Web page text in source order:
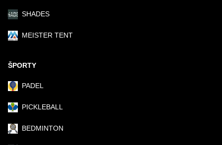
SHADES
MEISTER TENT
ŠPORTY
PADEL
PICKLEBALL
BEDMINTON